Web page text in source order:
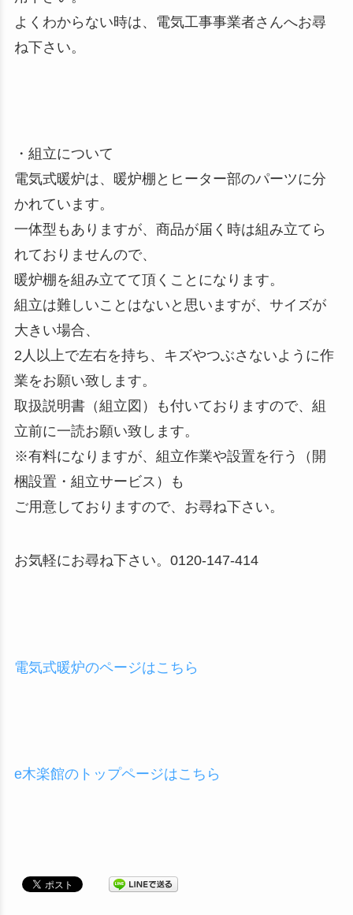
よくわからない時は、電気工事事業者さんへお尋
ね下さい。
・組立について
電気式暖炉は、暖炉棚とヒーター部のパーツに分
かれています。
一体型もありますが、商品が届く時は組み立てら
れておりませんので、
暖炉棚を組み立てて頂くことになります。
組立は難しいことはないと思いますが、サイズが
大きい場合、
2人以上で左右を持ち、キズやつぶさないように作
業をお願い致します。
取扱説明書（組立図）も付いておりますので、組
立前に一読お願い致します。
※有料になりますが、組立作業や設置を行う（開
梱設置・組立サービス）も
ご用意しておりますので、お尋ね下さい。
お気軽にお尋ね下さい。0120-147-414
電気式暖炉のページはこちら
e木楽館のトップページはこちら